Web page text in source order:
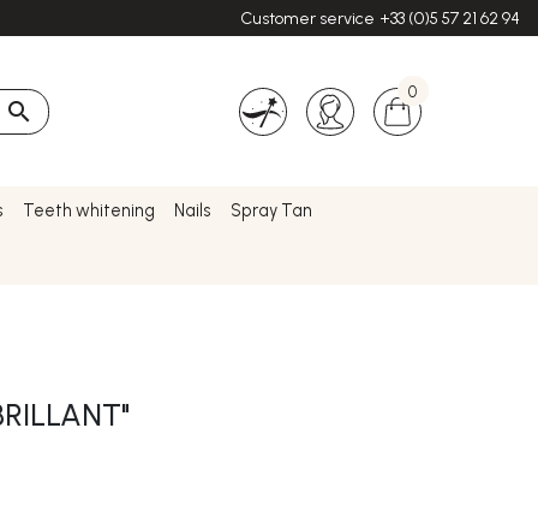
Customer service +33 (0)5 57 21 62 94

0
Teeth whitening Nails Spray Tan